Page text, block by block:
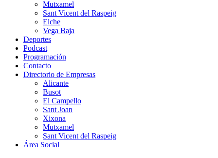
Mutxamel
Sant Vicent del Raspeig
Elche
Vega Baja
Deportes
Podcast
Programación
Contacto
Directorio de Empresas
Alicante
Busot
El Campello
Sant Joan
Xixona
Mutxamel
Sant Vicent del Raspeig
Área Social